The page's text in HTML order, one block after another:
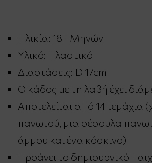
Ηλικία: 18+ Μηνών
Υλικό: Πλαστικό
Διαστάσεις: D 17cm
Ο κάδος με τη λαβή έχει
Αποτελείται από 14 τεμάχια
παγωτού, μια σέσουλα
άμμου και ένα κόσκινο)
Προάγει το δημιουργικό